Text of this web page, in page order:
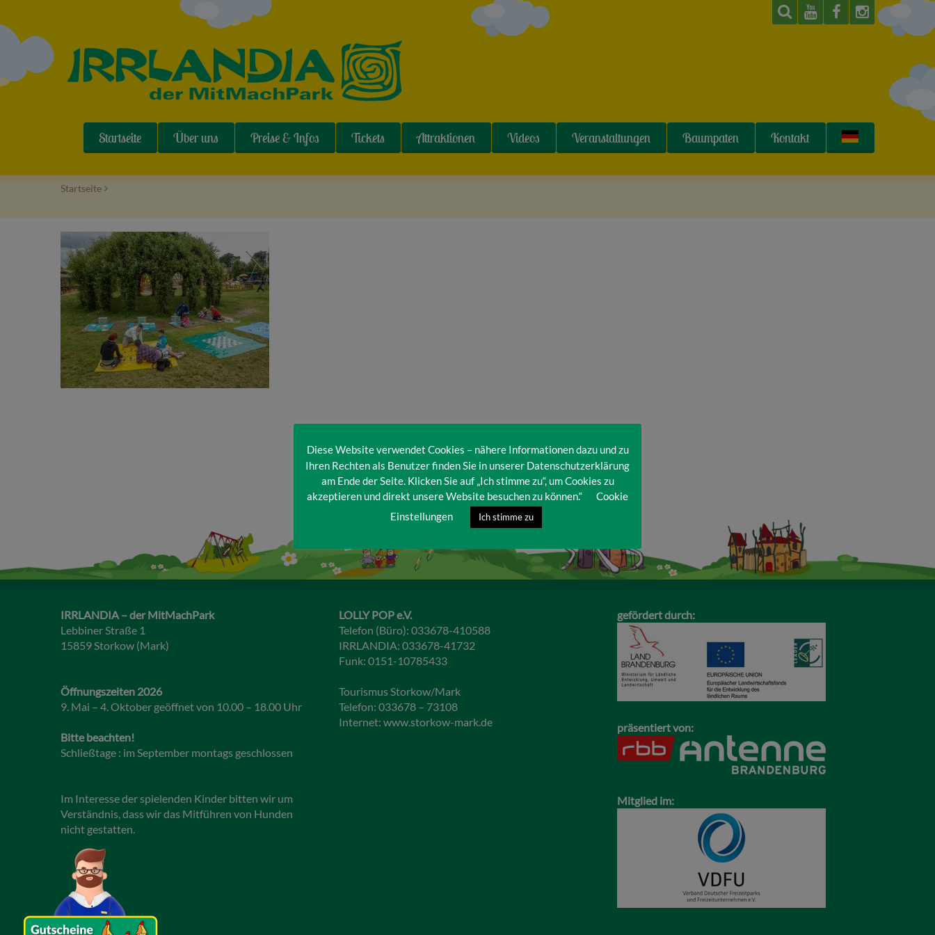
Startseite Über uns Preise & Infos Tickets Attraktionen Videos Veranstaltungen Baumpaten Kontakt
Startseite >
IRRLANDIA – der MitMachPark
Lebbiner Straße 1
15859 Storkow (Mark)
Öffnungszeiten 2026
9. Mai – 4. Oktober geöffnet von 10.00 – 18.00 Uhr
Bitte beachten!
Schließtage : im September montags geschlossen
Im Interesse der spielenden Kinder bitten wir um
Verständnis, dass wir das Mitführen von Hunden
nicht gestatten.
LOLLY POP e.V.
Telefon (Büro): 033678-410588
IRRLANDIA: 033678-41732
Funk: 0151-10785433
Tourismus Storkow/Mark
Telefon: 033678 – 73108
Internet: www.storkow-mark.de
gefördert durch:
präsentiert von:
Mitglied im:
Diese Website verwendet Cookies – nähere Informationen dazu und zu
Ihren Rechten als Benutzer finden Sie in unserer Datenschutzerklärung
am Ende der Seite. Klicken Sie auf „Ich stimme zu“, um Cookies zu
akzeptieren und direkt unsere Website besuchen zu können.“
Cookie
Einstellungen
Ich stimme zu